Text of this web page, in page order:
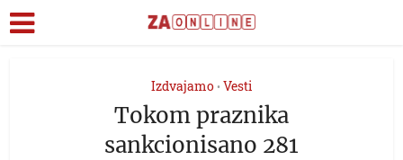
Izdvajamo • Vesti
Tokom praznika
sankcionisano 281